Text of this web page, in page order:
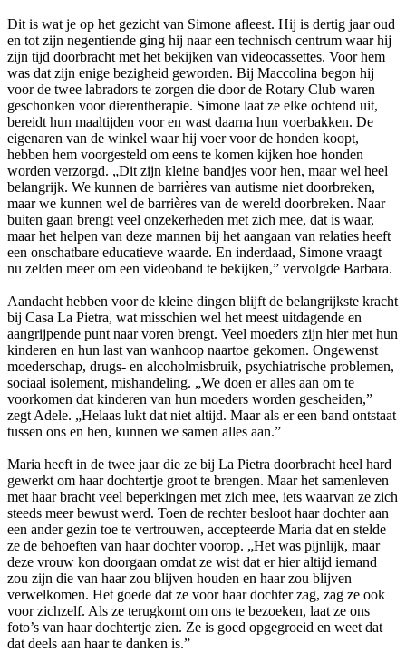
Dit is wat je op het gezicht van Simone afleest. Hij is dertig jaar oud
en tot zijn negentiende ging hij naar een technisch centrum waar hij
zijn tijd doorbracht met het bekijken van videocassettes. Voor hem
was dat zijn enige bezigheid geworden. Bij Maccolina begon hij
voor de twee labradors te zorgen die door de Rotary Club waren
geschonken voor dierentherapie. Simone laat ze elke ochtend uit,
bereidt hun maaltijden voor en wast daarna hun voerbakken. De
eigenaren van de winkel waar hij voer voor de honden koopt,
hebben hem voorgesteld om eens te komen kijken hoe honden
worden verzorgd. „Dit zijn kleine bandjes voor hen, maar wel heel
belangrijk. We kunnen de barrières van autisme niet doorbreken,
maar we kunnen wel de barrières van de wereld doorbreken. Naar
buiten gaan brengt veel onzekerheden met zich mee, dat is waar,
maar het helpen van deze mannen bij het aangaan van relaties heeft
een onschatbare educatieve waarde. En inderdaad, Simone vraagt
nu zelden meer om een videoband te bekijken,” vervolgde Barbara.
Aandacht hebben voor de kleine dingen blijft de belangrijkste kracht
bij Casa La Pietra, wat misschien wel het meest uitdagende en
aangrijpende punt naar voren brengt. Veel moeders zijn hier met hun
kinderen en hun last van wanhoop naartoe gekomen. Ongewenst
moederschap, drugs- en alcoholmisbruik, psychiatrische problemen,
sociaal isolement, mishandeling. „We doen er alles aan om te
voorkomen dat kinderen van hun moeders worden gescheiden,”
zegt Adele. „Helaas lukt dat niet altijd. Maar als er een band ontstaat
tussen ons en hen, kunnen we samen alles aan.”
Maria heeft in de twee jaar die ze bij La Pietra doorbracht heel hard
gewerkt om haar dochtertje groot te brengen. Maar het samenleven
met haar bracht veel beperkingen met zich mee, iets waarvan ze zich
steeds meer bewust werd. Toen de rechter besloot haar dochter aan
een ander gezin toe te vertrouwen, accepteerde Maria dat en stelde
ze de behoeften van haar dochter voorop. „Het was pijnlijk, maar
deze vrouw kon doorgaan omdat ze wist dat er hier altijd iemand
zou zijn die van haar zou blijven houden en haar zou blijven
verwelkomen. Het goede dat ze voor haar dochter zag, zag ze ook
voor zichzelf. Als ze terugkomt om ons te bezoeken, laat ze ons
foto’s van haar dochtertje zien. Ze is goed opgegroeid en weet dat
dat deels aan haar te danken is.”